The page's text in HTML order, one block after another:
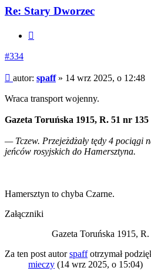
Re: Stary Dworzec
#334
Post
autor: spaff» 14 wrz 2025, o 12:48
Wraca transport wojenny.
Gazeta Toruńska 1915, R. 51 nr 135
— Tczew. Przejeżdżały tędy 4 pociągi
jeńców rosyjskich do Hamersztyna.
Hamersztyn to chyba Czarne.
Załączniki
Gazeta Toruńska 1915,
Za ten post autorspaffotrzymał
mieczy (14 wrz 2025, o 15:04)